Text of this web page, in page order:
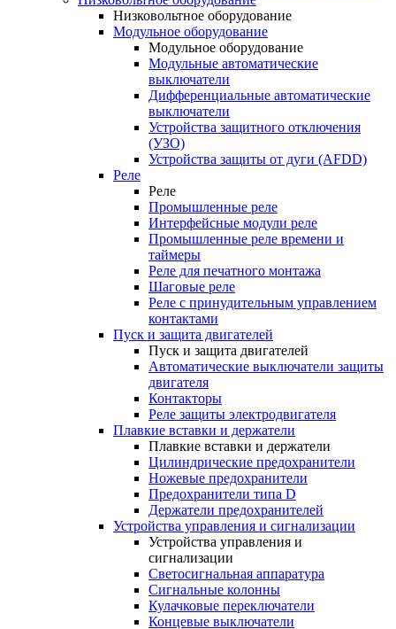
Низковольтное оборудование
Модульное оборудование
Модульное оборудование
Модульные автоматические
выключатели
Дифференциальные автоматические
выключатели
Устройства защитного отключения
(УЗО)
Устройства защиты от дуги (AFDD)
Реле
Реле
Промышленные реле
Интерфейсные модули реле
Промышленные реле времени и
таймеры
Реле для печатного монтажа
Шаговые реле
Реле с принудительным управлением
контактами
Пуск и защита двигателей
Пуск и защита двигателей
Автоматические выключатели защиты
двигателя
Контакторы
Реле защиты электродвигателя
Плавкие вставки и держатели
Плавкие вставки и держатели
Цилиндрические предохранители
Ножевые предохранители
Предохранители типа D
Держатели предохранителей
Устройства управления и сигнализации
Устройства управления и
сигнализации
Светосигнальная аппаратура
Сигнальные колонны
Кулачковые переключатели
Концевые выключатели